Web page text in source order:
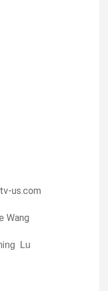
us.com
Wang
Lu